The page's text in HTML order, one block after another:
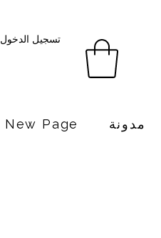
تسجيل الدخول
New Page مدونة